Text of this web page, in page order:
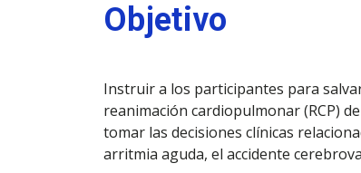
Objetivo
Instruir a los participantes para
reanimación cardiopulmonar (RCP)
tomar las decisiones clínicas
arritmia aguda, el accidente